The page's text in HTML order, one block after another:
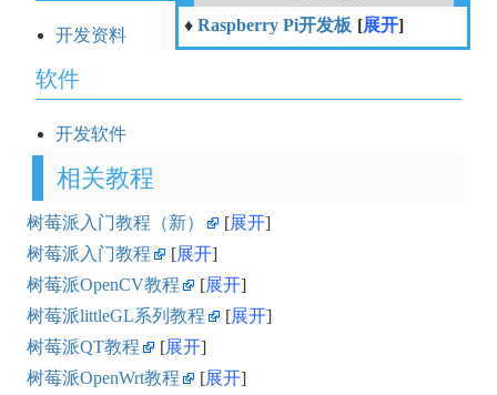
展开
♦ Raspberry Pi开发板
开发资料
软件
开发软件
相关教程
展开
树莓派入门教程（新）
展开
树莓派入门教程
展开
树莓派OpenCV教程
展开
树莓派littleGL系列教程
展开
树莓派QT教程
展开
树莓派OpenWrt教程